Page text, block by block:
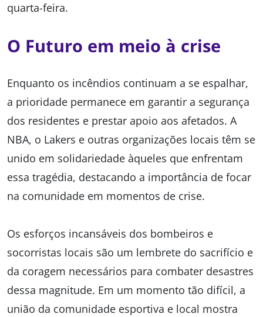
quarta-feira.
O Futuro em meio à crise
Enquanto os incêndios continuam a se espalhar,
a prioridade permanece em garantir a segurança
dos residentes e prestar apoio aos afetados. A
NBA, o Lakers e outras organizações locais têm se
unido em solidariedade àqueles que enfrentam
essa tragédia, destacando a importância de focar
na comunidade em momentos de crise.
Os esforços incansáveis dos bombeiros e
socorristas locais são um lembrete do sacrifício e
da coragem necessários para combater desastres
dessa magnitude. Em um momento tão difícil, a
união da comunidade esportiva e local mostra